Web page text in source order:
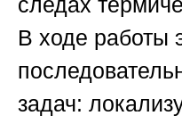
В ходе работы
задач: